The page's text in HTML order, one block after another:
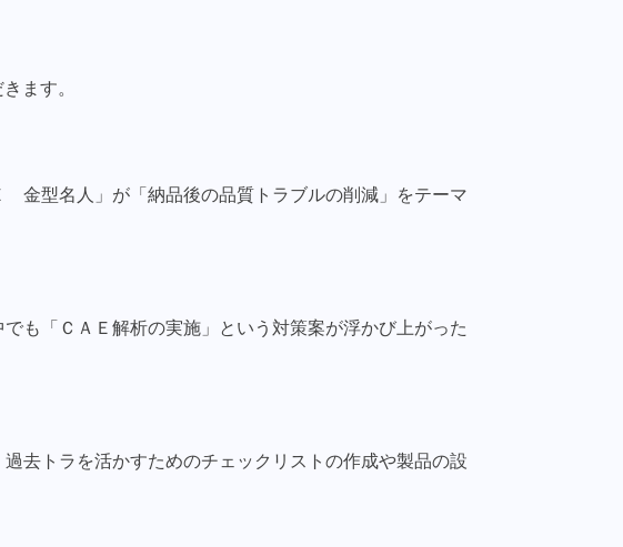
ます。
金型名人」が「納品後の品質トラブルの削減」をテーマ
も「ＣＡＥ解析の実施」という対策案が浮かび上がった
去トラを活かすためのチェックリストの作成や製品の設